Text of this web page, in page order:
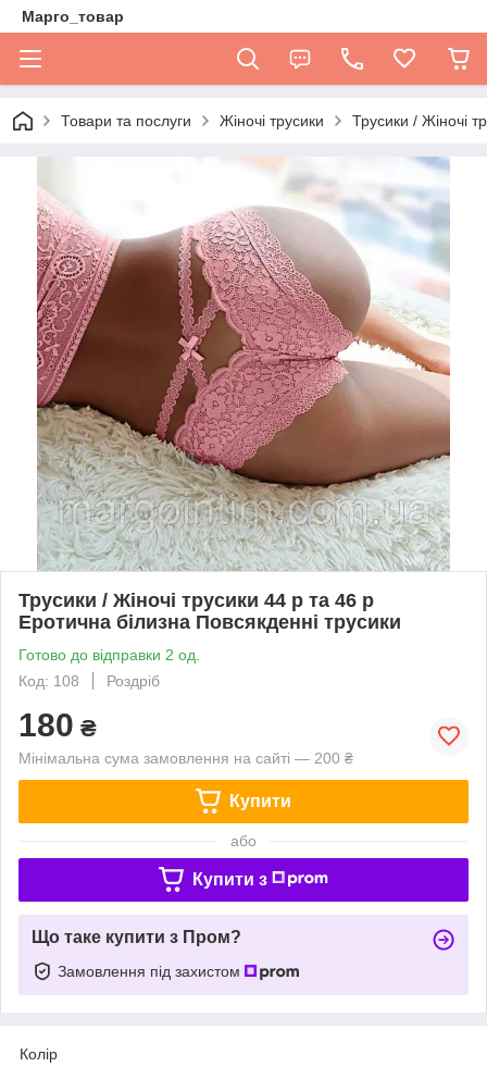
Марго_товар
Товари та послуги Жіночі трусики Трусики / Жіночі
Трусики / Жіночі трусики 44 р та 46 р
Еротична білизна Повсякденні трусики
Готово до відправки 2 од.
Код: 108
Роздріб
180 ₴
Мінімальна сума замовлення на сайті — 200 ₴
Купити
або
Купити з
Що таке купити з Пром?
Замовлення під захистом
Колір